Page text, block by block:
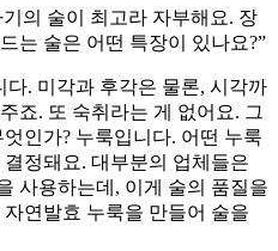
의 술이 최고라 자부해요. 장
는 술은 어떤 특장이 있나요?”
. 미각과 후각은 물론, 시각까
죠. 또 숙취라는 게 없어요. 그
인가? 누룩입니다. 어떤 누룩
정돼요. 대부분의 업체들은
사용하는데, 이게 술의 품질을
연발효 누룩을 만들어 술을